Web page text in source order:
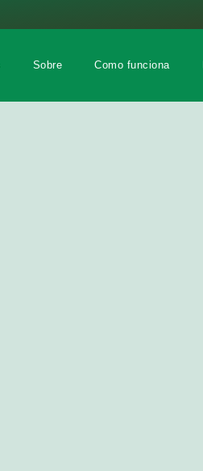
Sobre Como funciona